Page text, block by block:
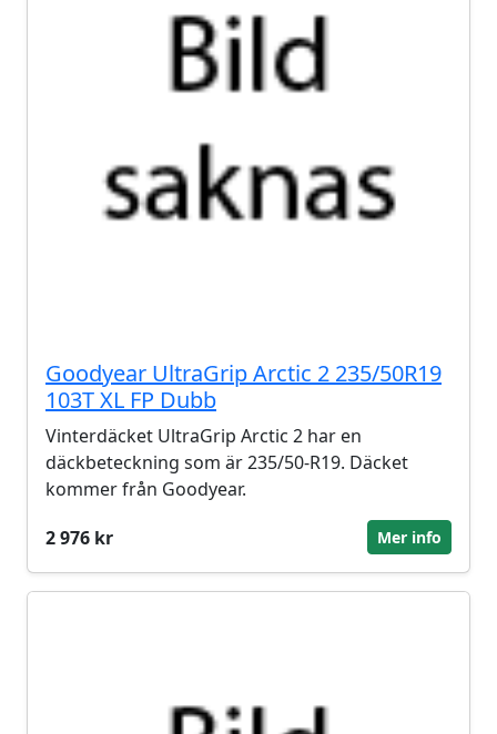
Goodyear UltraGrip Arctic 2 235/50R19
103T XL FP Dubb
Vinterdäcket UltraGrip Arctic 2 har en
däckbeteckning som är 235/50-R19. Däcket
kommer från Goodyear.
2 976 kr
Mer info